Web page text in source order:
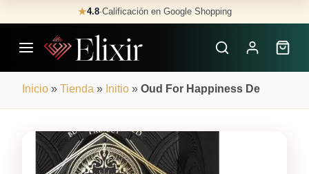
to
content
★4.8·Calificación en Google Shopping
Inicio » Tienda » Initio » Oud For Happiness De